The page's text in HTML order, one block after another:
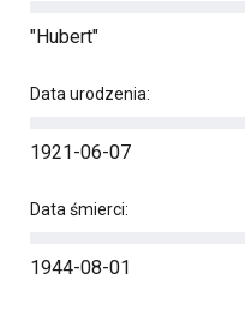
"Hubert"
Data urodzenia:
1921-06-07
Data śmierci:
1944-08-01